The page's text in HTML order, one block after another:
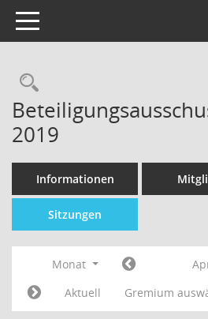
Toggle navigation
2019
Informationen
Sitzungen
Monat
Aktuell
Gremium